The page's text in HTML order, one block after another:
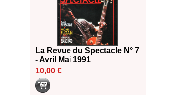
La Revue du Spectacle N° 7
- Avril Mai 1991
10,00 €